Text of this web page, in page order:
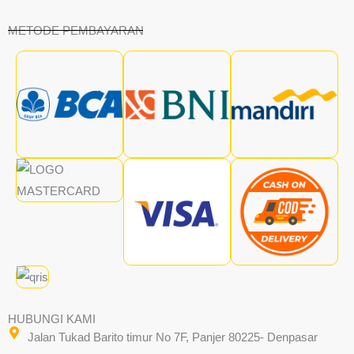
METODE PEMBAYARAN
HUBUNGI KAMI
Jalan Tukad Barito timur No 7F, Panjer 80225- Denpasar